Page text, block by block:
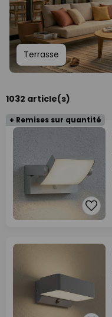
Terrasse
1032 article(s)
+ Remises sur quantité